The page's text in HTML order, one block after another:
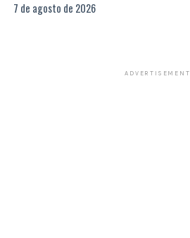
7 de agosto de 2026
ADVERTISEMENT